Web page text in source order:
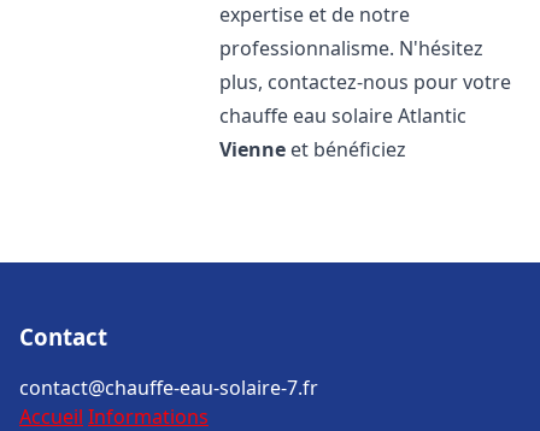
expertise et de notre
professionnalisme. N'hésitez
plus, contactez-nous pour votre
chauffe eau solaire Atlantic
Vienne et bénéficiez
Contact
contact@chauffe-eau-solaire-7.fr
Accueil Informations